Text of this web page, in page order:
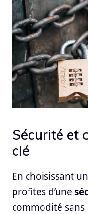
Sécurité et
clé
En choisissant
profites d’une
commodité